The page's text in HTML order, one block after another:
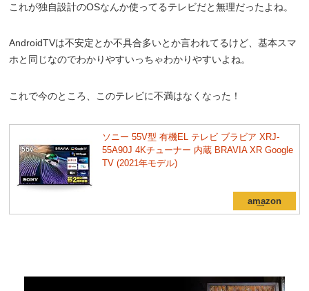
これが独自設計のOSなんか使ってるテレビだと無理だったよね。
AndroidTVは不安定とか不具合多いとか言われてるけど、基本スマ
ホと同じなのでわかりやすいっちゃわかりやすいよね。
これで今のところ、このテレビに不満はなくなった！
ソニー 55V型 有機EL テレビ ブラビア XRJ-
55A90J 4Kチューナー 内蔵 BRAVIA XR Google
TV (2021年モデル)